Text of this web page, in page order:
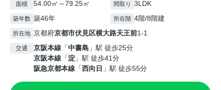
面積 54.00㎡～79.25㎡ 間取り 3LDK
築年数 築46年 所在階 4階/8階建
所在地 京都府京都市伏見区横大路天王前1-1
交通 京阪本線 「中書島 」駅 徒歩25分
京阪本線 「淀 」駅 徒歩41分
阪急京都本線 「西向日 」駅 徒歩55分